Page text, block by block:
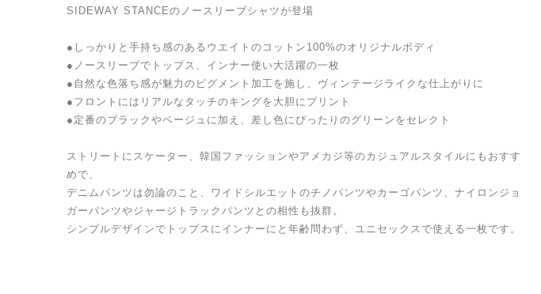
SIDEWAY STANCEのノースリーブシャツが登場
●しっかりと手持ち感のあるウエイトのコットン100%のオリジナルボディ
●ノースリーブでトップス、インナー使い大活躍の一枚
●自然な色落ち感が魅力のピグメント加工を施し、ヴィンテージライクな仕上がりに
●フロントにはリアルなタッチのキングを大胆にプリント
●定番のブラックやベージュに加え、差し色にぴったりのグリーンをセレクト
ストリートにスケーター、韓国ファッションやアメカジ等のカジュアルスタイルにもおすす
めで、
デニムパンツは勿論のこと、ワイドシルエットのチノパンツやカーゴパンツ、ナイロンジョ
ガーパンツやジャージトラックパンツとの相性も抜群。
シンプルデザインでトップスにインナーにと年齢問わず、ユニセックスで使える一枚です。